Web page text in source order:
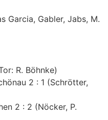
Garcia, Gabler, Jabs, M.
R. Böhnke)
2 : 1 (Schrötter,
2 : 2 (Nöcker, P.